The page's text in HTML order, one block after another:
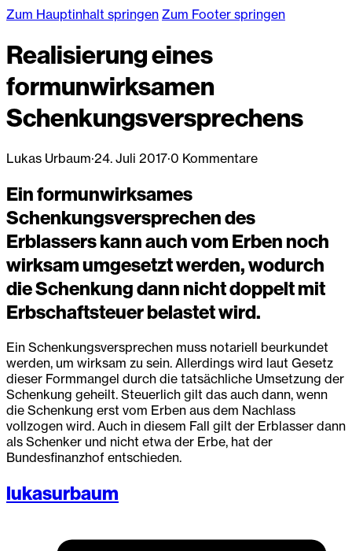
Zum Hauptinhalt springen Zum Footer springen
Realisierung eines
formunwirksamen
Schenkungsversprechens
Lukas Urbaum·24. Juli 2017·0 Kommentare
Ein formunwirksames
Schenkungsversprechen des
Erblassers kann auch vom Erben noch
wirksam umgesetzt werden, wodurch
die Schenkung dann nicht doppelt mit
Erbschaftsteuer belastet wird.
Ein Schenkungsversprechen muss notariell beurkundet
werden, um wirksam zu sein. Allerdings wird laut Gesetz
dieser Formmangel durch die tatsächliche Umsetzung der
Schenkung geheilt. Steuerlich gilt das auch dann, wenn
die Schenkung erst vom Erben aus dem Nachlass
vollzogen wird. Auch in diesem Fall gilt der Erblasser dann
als Schenker und nicht etwa der Erbe, hat der
Bundesfinanzhof entschieden.
lukasurbaum